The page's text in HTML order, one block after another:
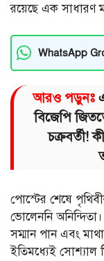
রয়েছে এক সাধারণ
WhatsApp
আরও পড়ুনঃ
বিজেপি
চক্রবর্তী!
পোস্টের শেষে
ভোলেননি
সম্মান পান এবং
ইতিমধ্যেই সোশ্যাল